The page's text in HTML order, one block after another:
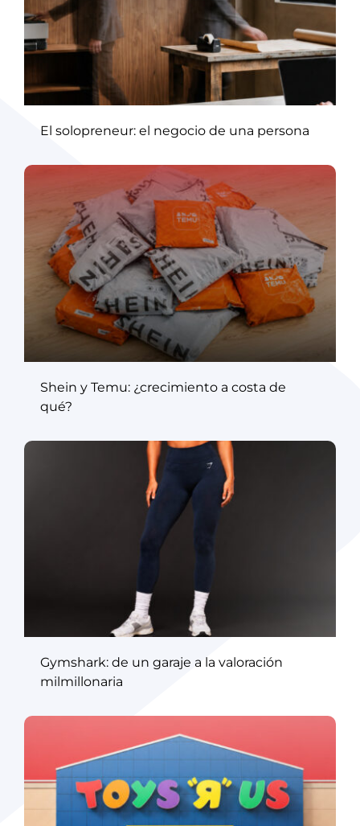
El solopreneur: el negocio de una persona
Shein y Temu: ¿crecimiento a costa de
qué?
Gymshark: de un garaje a la valoración
milmillonaria